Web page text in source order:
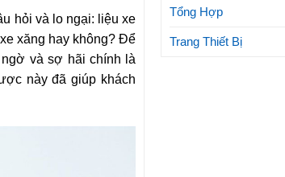
hỏi và lo ngại: liệu xe
xăng hay không? Để
và sợ hãi chính là
này đã giúp khách
Tổng Hợp
Trang Thiết Bị